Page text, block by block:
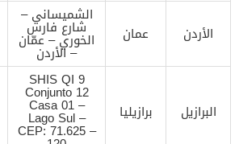
الأردن عمان
الشميساني –
شارع فارس
الخوري – عمّان
– الأردن
البرازيل برازيليا
SHIS QI 9
Conjunto 12
Casa 01 –
Lago Sul –
CEP: 71.625 –